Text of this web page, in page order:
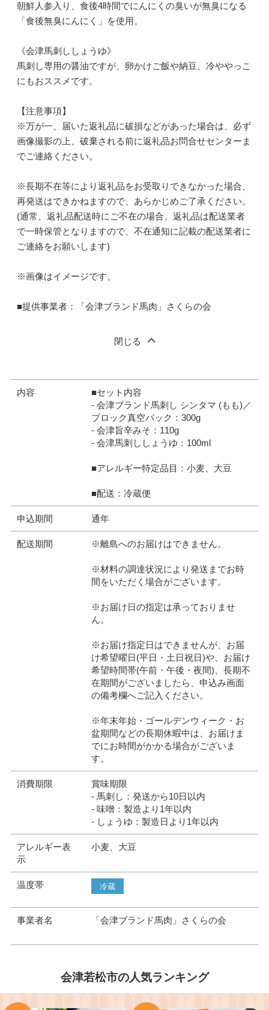
朝鮮人参入り、食後4時間でにんにくの臭いが無臭になる
「食後無臭にんにく」を使用。
《会津馬刺ししょうゆ》
馬刺し専用の醤油ですが、卵かけご飯や納豆、冷ややっこ
にもおススメです。
【注意事項】
※万が一、届いた返礼品に破損などがあった場合は、必ず
画像撮影の上、破棄される前に返礼品お問合せセンターま
でご連絡ください。
※長期不在等により返礼品をお受取りできなかった場合、
再発送はできかねますので、あらかじめご了承ください。
(通常、返礼品配送時にご不在の場合、返礼品は配送業者
で一時保管となりますので、不在通知に記載の配送業者に
ご連絡をお願いします)
※画像はイメージです。
■提供事業者：「会津ブランド馬肉」さくらの会
閉じる
内容
■セット内容
- 会津ブランド馬刺し シンタマ (もも)／
ブロック真空パック：300g
- 会津旨辛みそ：110g
- 会津馬刺ししょうゆ：100ml
■アレルギー特定品目：小麦、大豆
■配送：冷蔵便
申込期間 通年
配送期間 ※離島へのお届けはできません。
※材料の調達状況により発送までお時
間をいただく場合がございます。
※お届け日の指定は承っておりませ
ん。
※お届け指定日はできませんが、お届
け希望曜日(平日・土日祝日)や、お届け
希望時間帯(午前・午後・夜間)、長期不
在期間がございましたら、申込み画面
の備考欄へご記入ください。
※年末年始・ゴールデンウィーク・お
盆期間などの長期休暇中は、お届けま
でにお時間がかかる場合がございま
す。
消費期限
賞味期限
- 馬刺し：発送から10日以内
- 味噌：製造より1年以内
- しょうゆ：製造日より1年以内
アレルギー表
示
小麦、大豆
温度帯 冷蔵
事業者名 「会津ブランド馬肉」さくらの会
会津若松市の人気ランキング